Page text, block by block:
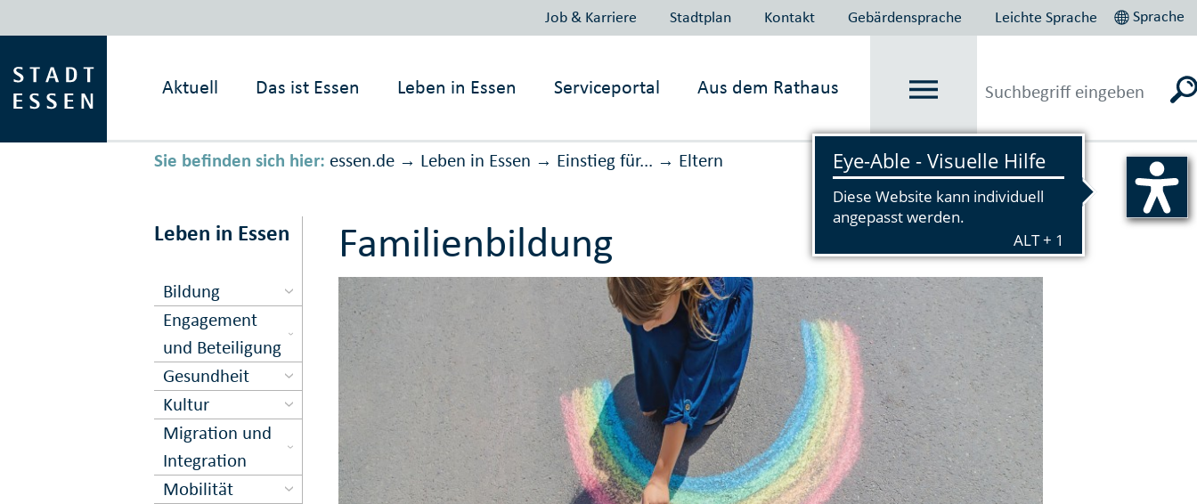
Job & Karriere Stadtplan Kontakt Gebärdensprache Leichte Sprache Sprache
Aktuell Das ist Essen Leben in Essen Serviceportal Aus dem Rathaus
Sie befinden sich hier: essen.de → Leben in Essen → Einstieg für... → Eltern Vorlesen
Leben in Essen
Bildung
Engagement
und Beteiligung
Gesundheit
Kultur
Migration und
Inte­gration
Mobilität
Familienbildung